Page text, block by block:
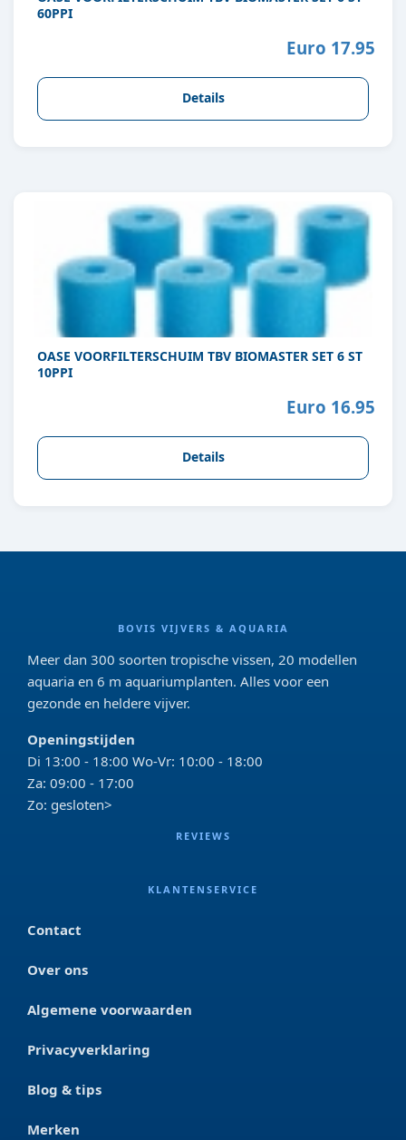
60PPI
Euro 17.95
Details
OASE VOORFILTERSCHUIM TBV BIOMASTER SET 6 ST
10PPI
Euro 16.95
Details
BOVIS VIJVERS & AQUARIA
Meer dan 300 soorten tropische vissen, 20 modellen
aquaria en 6 m aquariumplanten. Alles voor een
gezonde en heldere vijver.
Openingstijden
Di 13:00 - 18:00 Wo-Vr: 10:00 - 18:00
Za: 09:00 - 17:00
Zo: gesloten>
REVIEWS
KLANTENSERVICE
Contact
Over ons
Algemene voorwaarden
Privacyverklaring
Blog & tips
Merken